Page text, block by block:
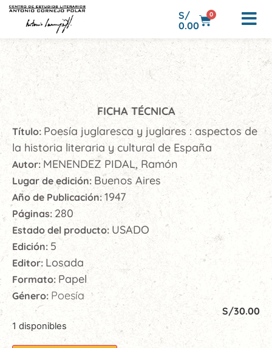
S/
0.00
0
FICHA TÉCNICA
Título: Poesía juglaresca y juglares : aspectos de
la historia literaria y cultural de España
Autor: MENENDEZ PIDAL, Ramón
Lugar de edición: Buenos Aires
Año de Publicación:1947
Páginas: 280
Estado del producto: USADO
Edición: 5
Editor: Losada
Formato: Papel
Género: Poesía
S/30.00
1 disponibles